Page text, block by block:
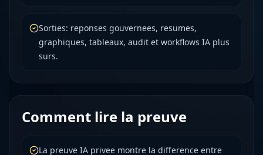
Sorties: reponses gouvernees, resumes,
graphiques, tableaux, audit et workflows IA plus
surs.
Comment lire la preuve
La preuve IA privee montre la difference entre